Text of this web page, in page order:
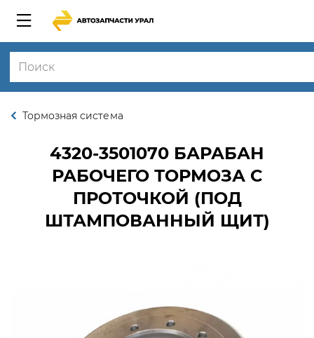
Тормозная система
4320-3501070 БАРАБАН
РАБОЧЕГО ТОРМОЗА С
ПРОТОЧКОЙ (ПОД
ШТАМПОВАННЫЙ ЩИТ)